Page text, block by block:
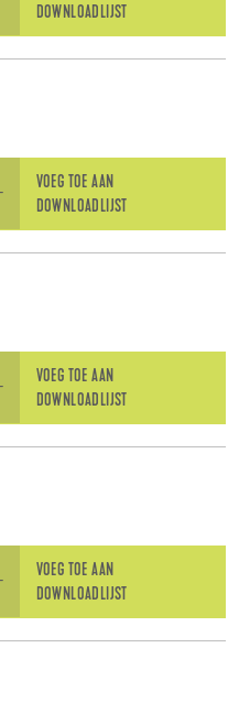
DOWNLOADLIJST
VOEG TOE AAN
DOWNLOADLIJST
VOEG TOE AAN
DOWNLOADLIJST
VOEG TOE AAN
DOWNLOADLIJST